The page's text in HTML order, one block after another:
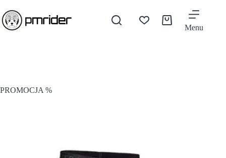
Menu
PROMOCJA %